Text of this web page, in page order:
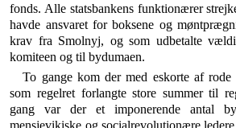
fonds. Alle statsbankens funktionærer
havde an­svaret for boksene og
krav fra Smolnyj, og som udbetalte
komiteen og til bydumaen.
To gange kom der med eskorte af rode
som regelret forlangte store summer til
gang var der et imponerende antal
mensjevikiske og social­revolutionære